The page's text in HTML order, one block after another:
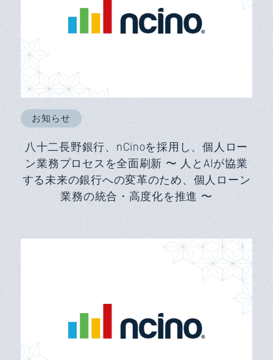
お知らせ
八十二長野銀行、nCinoを採用し、個人ロー
ン業務プロセスを全面刷新 〜 人とAIが協業
する未来の銀行への変革のため、個人ローン
業務の統合・高度化を推進 〜